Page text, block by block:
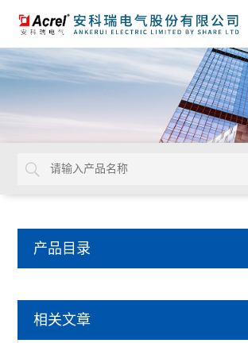
产品目录
防雷装置
相关文章